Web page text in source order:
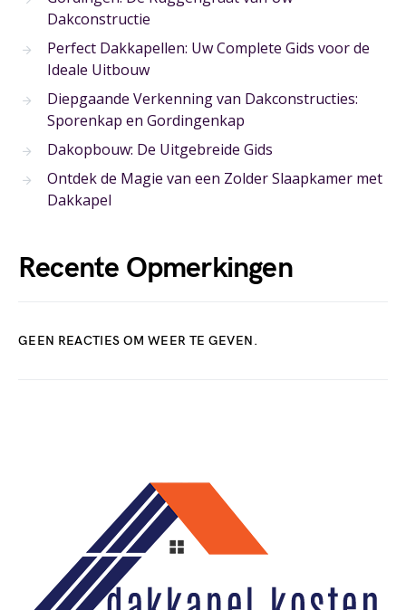
Dakconstructie
Perfect Dakkapellen: Uw Complete Gids voor de
Ideale Uitbouw
Diepgaande Verkenning van Dakconstructies:
Sporenkap en Gordingenkap
Dakopbouw: De Uitgebreide Gids
Ontdek de Magie van een Zolder Slaapkamer met
Dakkapel
Recente Opmerkingen
GEEN REACTIES OM WEER TE GEVEN.